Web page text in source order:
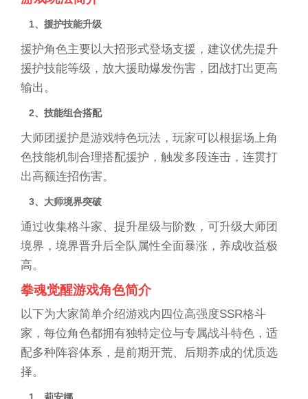
1、援护技能升级
援护角色主要以大招形式登场支援，建议优先提升
援护技能等级，放大援助爆发伤害，团战打出更高
输出。
2、技能组合搭配
大师团援护是游戏特色玩法，玩家可以根据场上角
色技能机制合理搭配援护，触发多段连击，连贯打
出高额连招伤害。
3、大师境界突破
通过收集格斗家、提升星级与阶数，可升级大师团
境界，境界晋升后全队属性全面暴涨，养成收益极
高。
拳魂觉醒游戏角色简介
以下为大家简单介绍游戏内四位高强度SSR格斗
家，每位角色都拥有独特定位与专属战斗特色，适
配多种阵容体系，是前期开荒、后期养成的优质选
择。
1、莉安娜